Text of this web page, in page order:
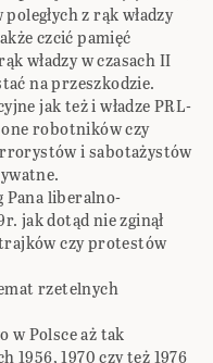
z rąk władzy
czcić pamięć
władzy w czasach II
na przeszkodzie.
jak też i władze PRL-
one robotników czy
i sabotażystów
Pana liberalno-
jak dotąd nie zginął
czy protestów
rzetelnych
w Polsce aż tak
1956, 1970 czy też 1976